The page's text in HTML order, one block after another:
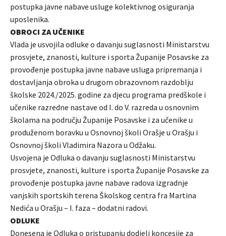
postupka javne nabave usluge kolektivnog osiguranja
uposlenika.
OBROCI ZA UČENIKE
Vlada je usvojila odluke o davanju suglasnosti Ministarstvu
prosvjete, znanosti, kulture i sporta Županije Posavske za
provođenje postupka javne nabave usluga pripremanja i
dostavljanja obroka u drugom obrazovnom razdoblju
školske 2024./2025. godine za djecu programa predškole i
učenike razredne nastave od I. do V. razreda u osnovnim
školama na području Županije Posavske i za učenike u
produženom boravku u Osnovnoj školi Orašje u Orašju i
Osnovnoj školi Vladimira Nazora u Odžaku.
Usvojena je Odluka o davanju suglasnosti Ministarstvu
prosvjete, znanosti, kulture i sporta Županije Posavske za
provođenje postupka javne nabave radova izgradnje
vanjskih sportskih terena Školskog centra fra Martina
Nedića u Orašju – I. faza – dodatni radovi.
ODLUKE
Donesena je Odluka o pristupanju dodjeli koncesije za